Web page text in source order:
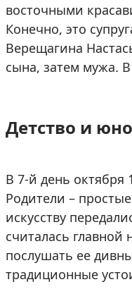
восточными
Конечно, это
Верещагина
сына, затем мужа.
Детство и
В 7-й день октября
Родители –
искусству
считалась главной
послушать ее
традиционные